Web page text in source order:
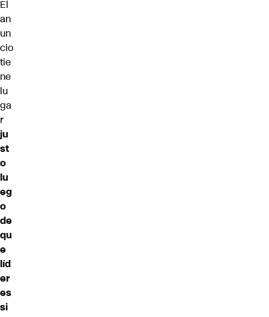
El
an
un
cio
tie
ne
lu
ga
r
ju
st
o
lu
eg
o
de
qu
e
líd
er
es
si